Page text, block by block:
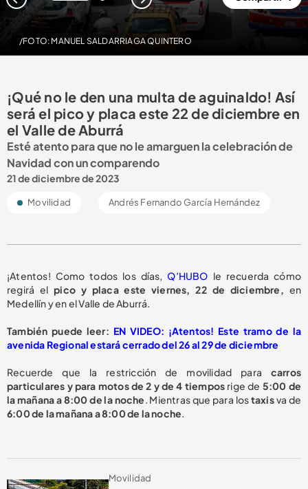
/FOTO: MANUEL SALDARRIAGA QUINTERO
¡Qué no le den una multa de aguinaldo! Así
será el pico y placa este 22 de diciembre en
el Valle de Aburrá
Esté atento para que no le amarguen la celebración de
Navidad con un comparendo
21 de diciembre de 2023
Movilidad Andrés Fernando García Hernández
¡Atentos! Como todos los días,Q’HUBO le recuerda cómo
regirá elpico y placa este viernes, 22 de diciembre, en
Medellín y en el Valle de Aburrá.
También puede leer: EN VIDEO: ¡Atentos! Este tramo de la
avenida Regional estará cerrado del 26 al 29 de diciembre
Recuerde que la restricción de movilidad para carros
particulares y para motos de 2 y de 4 tiempos rige de 5:00 de
la mañana a 8:00 de la noche. Mientras que para lostaxisva de
6:00 de la mañana a 8:00 de la noche.
Movilidad